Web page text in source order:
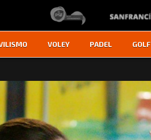
VOLEY PADEL GOLF